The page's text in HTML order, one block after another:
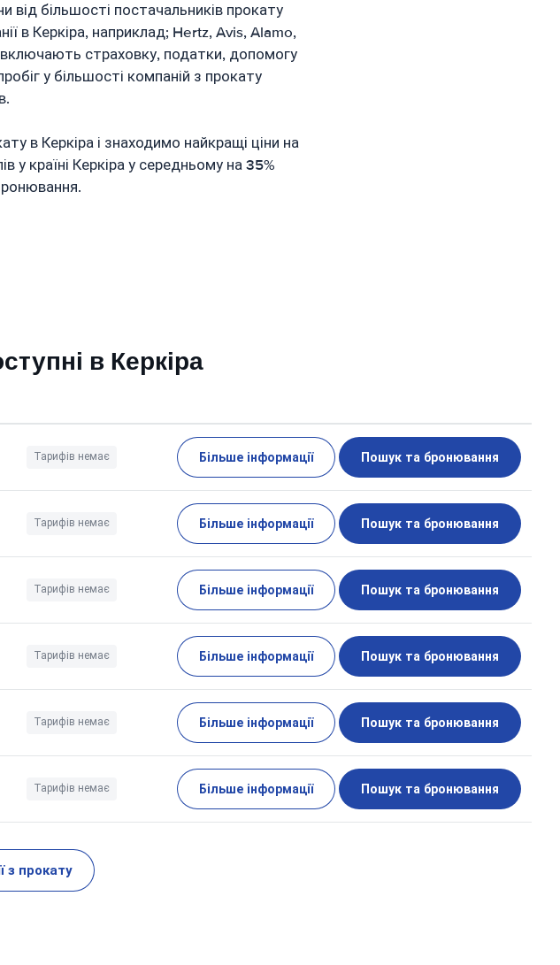
більшості постачальників прокату
в Керкіра, наприклад; Hertz, Avis, Alamo,
включають страховку, податки, допомогу
у більшості компаній з прокату
в Керкіра і знаходимо найкращі ціни на
у країні Керкіра у середньому на 35%
в Керкіра
Тарифів немає Більше інформації Пошук та бронювання
Тарифів немає Більше інформації Пошук та бронювання
Тарифів немає Більше інформації Пошук та бронювання
Тарифів немає Більше інформації Пошук та бронювання
Тарифів немає Більше інформації Пошук та бронювання
Тарифів немає Більше інформації Пошук та бронювання
з прокату